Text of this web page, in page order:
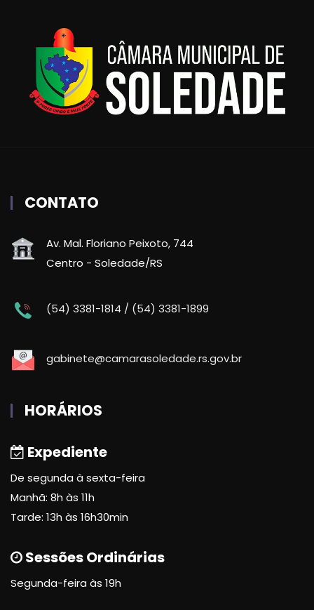
CONTATO
Av. Mal. Floriano Peixoto, 744
Centro - Soledade/RS
(54) 3381-1814 / (54) 3381-1899
gabinete@camarasoledade.rs.gov.br
HORÁRIOS
Expediente
De segunda à sexta-feira
Manhã: 8h às 11h
Tarde: 13h às 16h30min
Sessões Ordinárias
Segunda-feira às 19h